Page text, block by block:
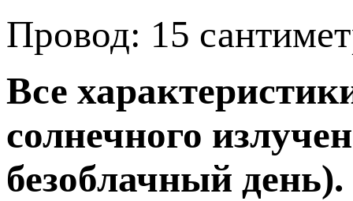
Провод: 15
Все
солнечного
безоблачный день).